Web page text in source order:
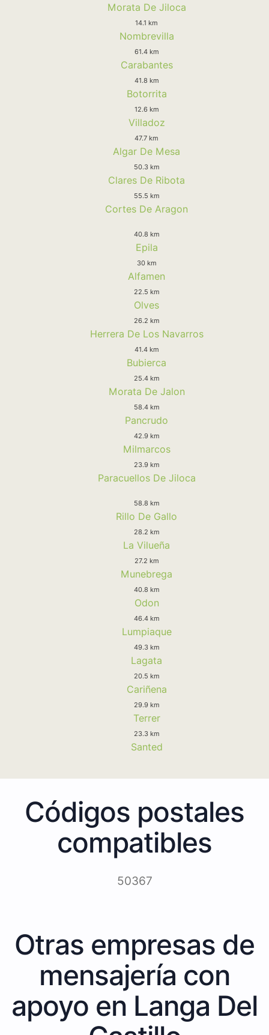
Morata De Jiloca
14.1 km
Nombrevilla
61.4 km
Carabantes
41.8 km
Botorrita
12.6 km
Villadoz
47.7 km
Algar De Mesa
50.3 km
Clares De Ribota
55.5 km
Cortes De Aragon
40.8 km
Epila
30 km
Alfamen
22.5 km
Olves
26.2 km
Herrera De Los Navarros
41.4 km
Bubierca
25.4 km
Morata De Jalon
58.4 km
Pancrudo
42.9 km
Milmarcos
23.9 km
Paracuellos De Jiloca
58.8 km
Rillo De Gallo
28.2 km
La Vilueña
27.2 km
Munebrega
40.8 km
Odon
46.4 km
Lumpiaque
49.3 km
Lagata
20.5 km
Cariñena
29.9 km
Terrer
23.3 km
Santed
Códigos postales
compatibles
50367
Otras empresas de
mensajería con
apoyo en Langa Del